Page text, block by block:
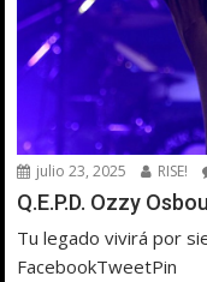
julio 23, 2025 RISE!
Q.E.P.D. Ozzy
Tu legado vivirá por
FacebookTweetPin